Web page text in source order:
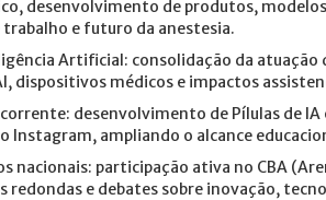
desenvolvimento de produtos,
e futuro da anestesia.
Artificial: consolidação da atuação
dispositivos médicos e impactos
desenvolvimento de Pílulas de
Instagram, ampliando o alcance
participação ativa no CBA
redondas e debates sobre inovação,